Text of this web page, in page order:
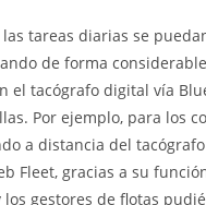
tareas diarias se
de forma
el tacógrafo digital vía
Por ejemplo, para los
a distancia del
Fleet, gracias a su
gestores de flotas